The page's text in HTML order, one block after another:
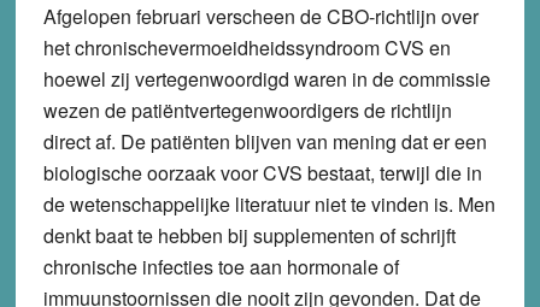
Afgelopen februari verscheen de CBO-richtlijn over
het chronischevermoeidheidssyndroom CVS en
hoewel zij vertegenwoordigd waren in de commissie
wezen de patiëntvertegenwoordigers de richtlijn
direct af. De patiënten blijven van mening dat er een
biologische oorzaak voor CVS bestaat, terwijl die in
de wetenschappelijke literatuur niet te vinden is. Men
denkt baat te hebben bij supplementen of schrijft
chronische infecties toe aan hormonale of
immuunstoornissen die nooit zijn gevonden. Dat de